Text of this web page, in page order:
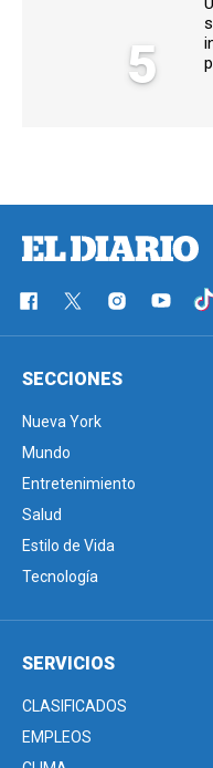
5
SECCIONES
Nueva York
Mundo
Entretenimiento
Salud
Estilo de Vida
Tecnología
SERVICIOS
CLASIFICADOS
EMPLEOS